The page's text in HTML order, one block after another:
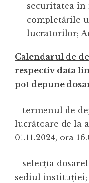
securitatea în
completările
lucratorilor;
Calendarul de
respectiv data
pot depune
– termenul de
lucrătoare de la
01.11.2024, ora
– selecția
sediul instituției;